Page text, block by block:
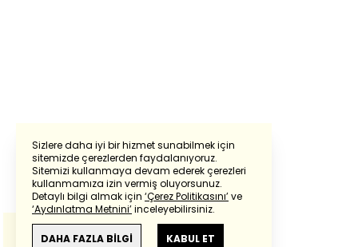
Sizlere daha iyi bir hizmet sunabilmek için
sitemizde çerezlerden faydalanıyoruz.
Sitemizi kullanmaya devam ederek çerezleri
kullanmamıza izin vermiş oluyorsunuz.
Detaylı bilgi almak için ‘Çerez Politikasını’ve
‘Aydınlatma Metnini’inceleyebilirsiniz.
DAHA FAZLA BİLGİ KABUL ET
Powered by Translate
Bu çevirideGoogle Transletekullanılmıştır.
Anlam ve çeviri hatalarından
haberturk.com